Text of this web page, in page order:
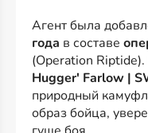
Агент была
года в составе
(Operation
Hugger' Farlow |
природный
образ бойца,